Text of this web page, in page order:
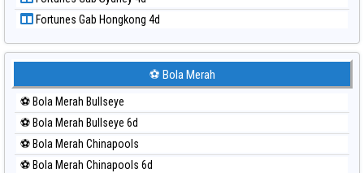
Paito Harian Singapore
Paito Harian Sydney
Paito Harian Sydney Lottery
Paito Harian Sydney Lottery 6d
Paito Harian Sydney Lotto
Paito Harian Sydney Pools 6d
Paito Harian Taipei
Paito Harian Taiwan
Fortunes Gab Hongkong 4d
⚽ Bola Merah
⚽ Bola Merah Bullseye
⚽ Bola Merah Bullseye 6d
⚽ Bola Merah Chinapools
⚽ Bola Merah Chinapools 6d